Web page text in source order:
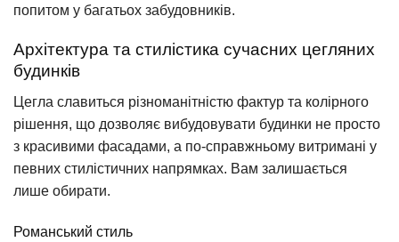
попитом у багатьох забудовників.
Архітектура та стилістика сучасних цегляних
будинків
Цегла славиться різноманітністю фактур та колірного
рішення, що дозволяє вибудовувати будинки не просто
з красивими фасадами, а по-справжньому витримані у
певних стилістичних напрямках. Вам залишається
лише обирати.
Романський стиль